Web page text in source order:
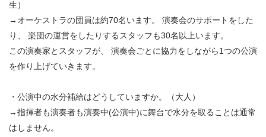
生）
→オーケストラの団員は約70名います。 演奏会のサポートをした
り、 楽団の運営をしたりするスタッフも30名以上います。
この演奏家とスタッフが、 演奏会ごとに協力をしながら1つの公演
を作り上げていきます。
・公演中の水分補給はどうしていますか。（大人）
→指揮者も演奏者も演奏中(公演中)に舞台で水分を取ることは通常
はしません。